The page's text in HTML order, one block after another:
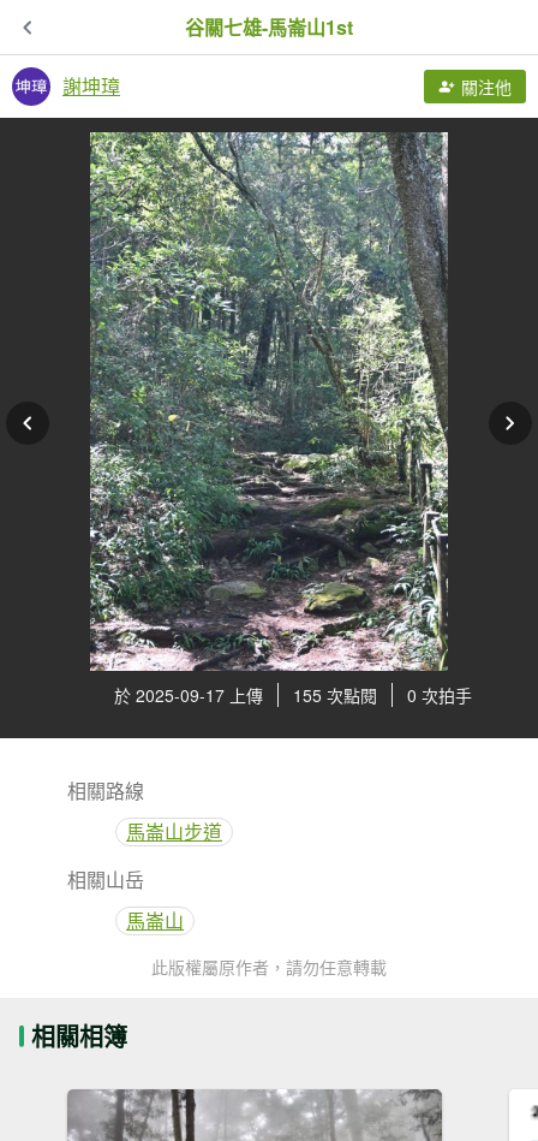
谷關七雄-馬崙山1st
謝坤璋 關注他
於 2025-09-17 上傳 155 次點閱 0 次拍手
相關路線
馬崙山步道
相關山岳
馬崙山
此版權屬原作者，請勿任意轉載
相關相簿